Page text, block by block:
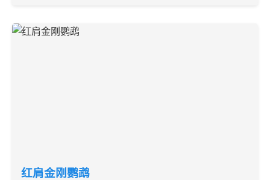
红肩金刚鹦鹉